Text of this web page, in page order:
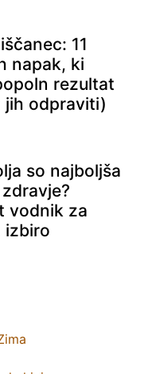
11
napak, ki
rezultat
jih odpraviti)
so najboljša
vodnik za
izbiro